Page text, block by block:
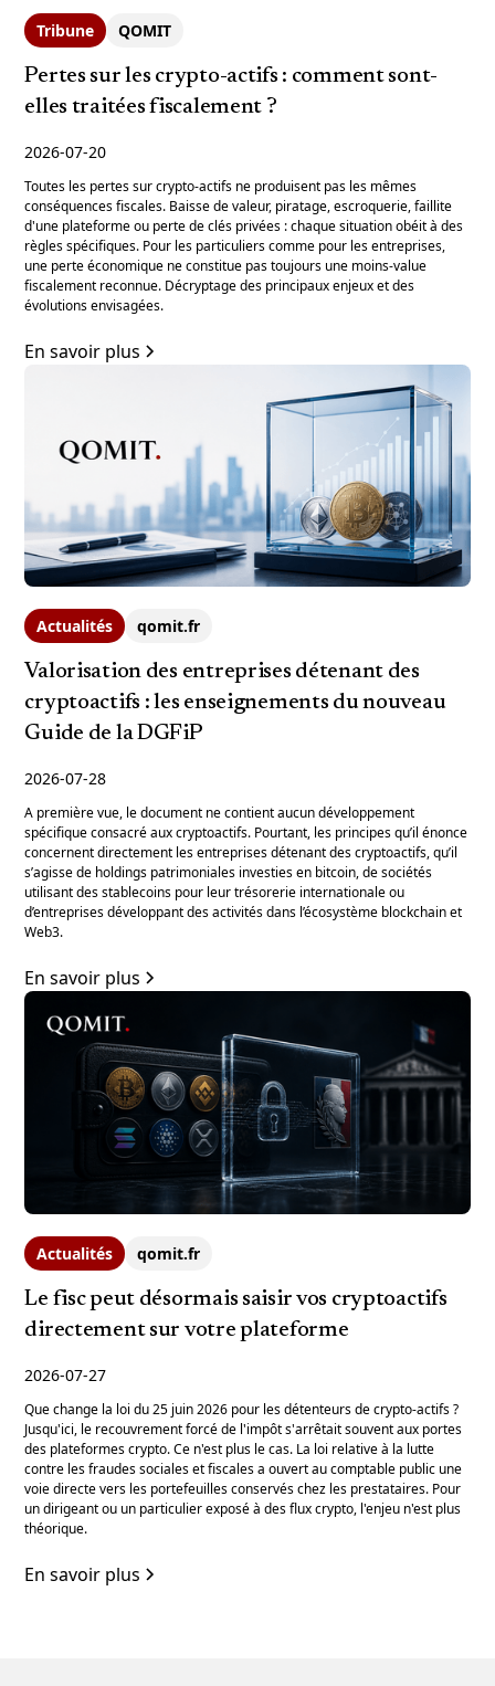
Tribune QOMIT
Pertes sur les crypto-actifs : comment sont-
elles traitées fiscalement ?
2026-07-20
Toutes les pertes sur crypto-actifs ne produisent pas les mêmes
conséquences fiscales. Baisse de valeur, piratage, escroquerie, faillite
d'une plateforme ou perte de clés privées : chaque situation obéit à des
règles spécifiques. Pour les particuliers comme pour les entreprises,
une perte économique ne constitue pas toujours une moins-value
fiscalement reconnue. Décryptage des principaux enjeux et des
évolutions envisagées.
En savoir plus
Actualités qomit.fr
Valorisation des entreprises détenant des
cryptoactifs : les enseignements du nouveau
Guide de la DGFiP
2026-07-28
A première vue, le document ne contient aucun développement
spécifique consacré aux cryptoactifs. Pourtant, les principes qu’il énonce
concernent directement les entreprises détenant des cryptoactifs, qu’il
s’agisse de holdings patrimoniales investies en bitcoin, de sociétés
utilisant des stablecoins pour leur trésorerie internationale ou
d’entreprises développant des activités dans l’écosystème blockchain et
Web3.
En savoir plus
Actualités qomit.fr
Le fisc peut désormais saisir vos cryptoactifs
directement sur votre plateforme
2026-07-27
Que change la loi du 25 juin 2026 pour les détenteurs de crypto-actifs ?
Jusqu'ici, le recouvrement forcé de l'impôt s'arrêtait souvent aux portes
des plateformes crypto. Ce n'est plus le cas. La loi relative à la lutte
contre les fraudes sociales et fiscales a ouvert au comptable public une
voie directe vers les portefeuilles conservés chez les prestataires. Pour
un dirigeant ou un particulier exposé à des flux crypto, l'enjeu n'est plus
théorique.
En savoir plus